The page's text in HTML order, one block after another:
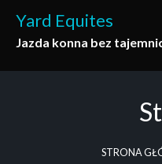
content
Yard Equites
Jazda konna bez
STRONA